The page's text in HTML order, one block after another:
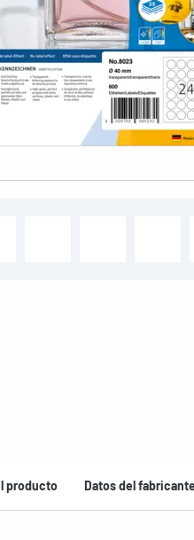
producto Datos del fabricante